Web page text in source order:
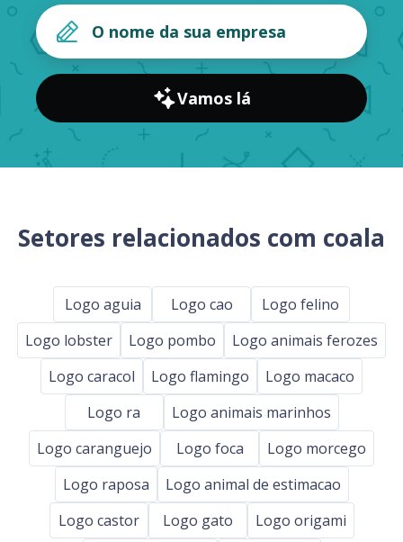
Vamos lá
Setores relacionados com coala
Logo aguia Logo cao
Logo felino
Logo lobster
Logo pombo
Logo animais ferozes
Logo caracol
Logo flamingo
Logo macaco
Logo ra
Logo animais marinhos
Logo caranguejo
Logo foca
Logo morcego
Logo raposa
Logo animal de estimacao
Logo castor
Logo gato
Logo origami